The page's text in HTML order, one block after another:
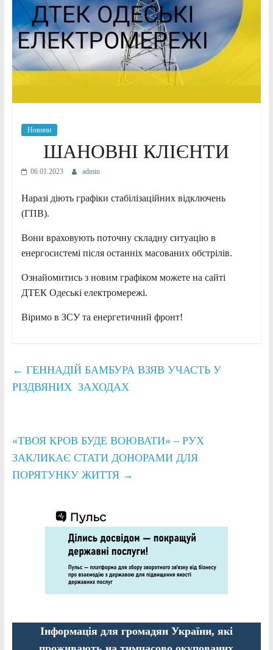
Новини
ШАНОВНІ КЛІЄНТИ
06.01.2023 admin
Наразі діють графіки стабілізаційних відключень
(ГПВ).
Вони враховують поточну складну ситуацію в
енергосистемі після останніх масованих обстрілів.
Ознайомитись з новим графіком можете на сайті
ДТЕК Одеські електромережі.
Віримо в ЗСУ та енергетичний фронт!
← ГЕННАДІЙ БАМБУРА ВЗЯВ УЧАСТЬ У
РІЗДВЯНИХ ЗАХОДАХ
«ТВОЯ КРОВ БУДЕ ВОЮВАТИ» – РУХ
ЗАКЛИКАЄ СТАТИ ДОНОРАМИ ДЛЯ
ПОРЯТУНКУ ЖИТТЯ →
Інформація для громадян України, які